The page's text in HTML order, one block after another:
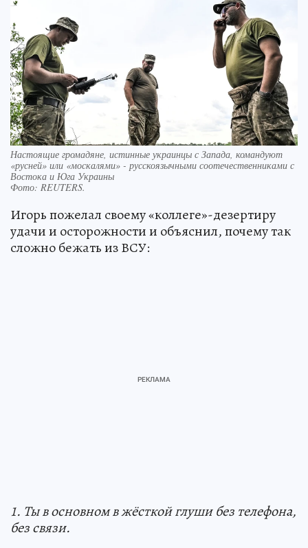
Настоящие громадяне, истинные украинцы с Запада, командуют
«русней» или «москалями» - русскоязычными соотечественниками с
Востока и Юга Украины
Фото: REUTERS.
Игорь пожелал своему «коллеге»-дезертиру
удачи и осторожности и объяснил, почему так
сложно бежать из ВСУ:
1. Ты в основном в жёсткой глуши без телефона,
без связи.